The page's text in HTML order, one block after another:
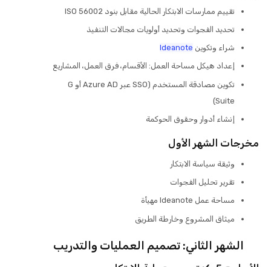
تقييم ممارسات الابتكار الحالية مقابل بنود ISO 56002
تحديد الفجوات وتحديد أولويات مجالات التنفيذ
شراء وتكوين Ideanote
إعداد هيكل مساحة العمل: الأقسام، فرق العمل، المشاريع
تكوين مصادقة المستخدم (SSO عبر Azure AD أو G
Suite)
إنشاء أدوار وحقوق الحوكمة
مخرجات الشهر الأول
وثيقة سياسة الابتكار
تقرير تحليل الفجوات
مساحة عمل Ideanote مهيأة
ميثاق المشروع وخارطة الطريق
الشهر الثاني: تصميم العمليات والتدريب